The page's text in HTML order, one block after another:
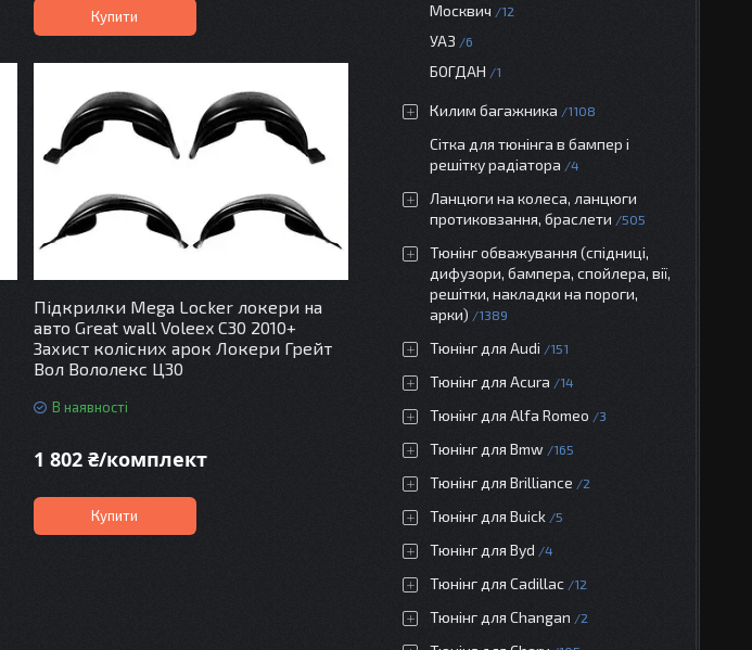
Купити
Підкрилки Mega Locker локери на
авто Great wall Voleex C30 2010+
Захист колісних арок Локери Грейт
Вол Вололекс Ц30
В наявності
1 802 ₴/комплект
Купити
Москвич 12
УАЗ 6
БОГДАН 1
Килим багажника 1108
Сітка для тюнінга в бампер і
решітку радіатора
4
Ланцюги на колеса, ланцюги
протиковзання, браслети
505
Тюнінг обважування (спідниці,
дифузори, бампера, спойлера, вії,
решітки, накладки на пороги,
арки)
1389
Тюнінг для Audi 151
Тюнінг для Acura 14
Тюнінг для Alfa Romeo 3
Тюнінг для Bmw 165
Тюнінг для Brilliance 2
Тюнінг для Buick 5
Тюнінг для Byd 4
Тюнінг для Cadillac 12
Тюнінг для Changan 2